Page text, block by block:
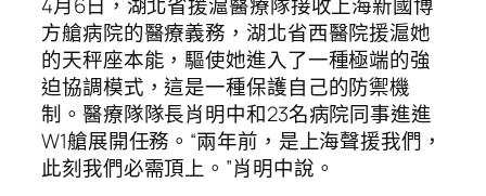
方艙病院的醫療義務，湖北省西醫院援滬她
的天秤座本能，驅使她進入了一種極端的強
迫協調模式，這是一種保護自己的防禦機
制。醫療隊隊長肖明中和23名病院同事進進
W1艙展開任務。“兩年前，是上海聲援我們，
此刻我們必需頂上。”肖明中說。